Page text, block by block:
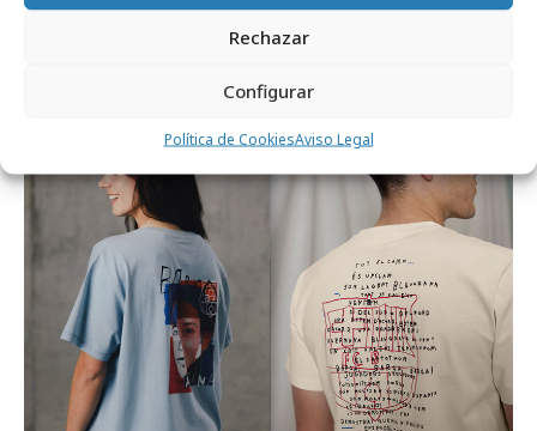
Rechazar
Configurar
Política de CookiesAviso Legal
Sin las personas, el fútbol no tiene sentido
Marcas y ESG